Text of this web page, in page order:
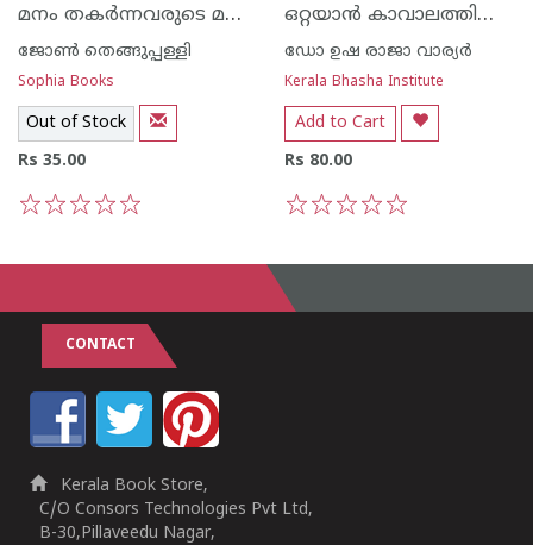
മനം തകർന്നവരുടെ മധ്യസ്ഥ വിശുദ്ധ ഡിംഫ്‌ന
ജോണ്‍ തെങ്ങുപ്പള്ളി
Sophia Books
Out of Stock
Rs 35.00
ഒറ്റയാന്‍ കാവാലത്തിന്റെ ജീവിതവും കലാസപര്യയും
ഡോ ഉഷ രാജാ വാര്യര്‍
Kerala Bhasha Institute
Add to Cart
Rs 80.00
CONTACT
Kerala Book Store,
C/O Consors Technologies Pvt Ltd,
B-30,Pillaveedu Nagar,